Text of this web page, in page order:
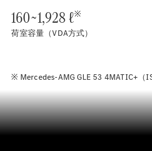
C-Class
Sedan
EQS
電気
S-Class
New
S-Class
Sedan
Long
New
Mercedes-
160~1,928 ℓ※
荷室容量（VDA方式）
※ Mercedes-AMG GLE 53 4MATIC+（